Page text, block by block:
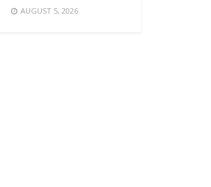
AUGUST 5, 2026